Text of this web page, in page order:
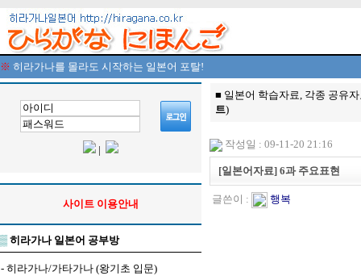
※ 히라가나를 몰라도 시작하는 일본어 포탈!
|
사이트 이용안내
▒히라가나 일본어 공부방
- 히라가나/가타가나 (왕기초 입문)
■ 일본어 학습자료, 각종 공유
트)
작성일 : 09-11-20 21:16
[일본어자료] 6과 주요표현
글쓴이 : 행복